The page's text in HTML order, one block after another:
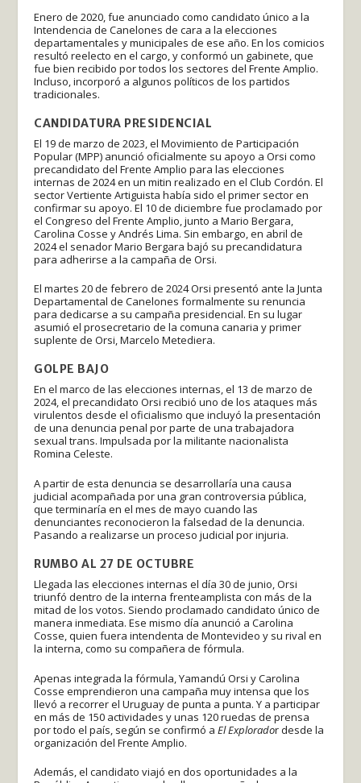
Enero de 2020, fue anunciado como candidato único a la
Intendencia de Canelones de cara a la elecciones
departamentales y municipales de ese año. En los comicios
resultó reelecto en el cargo, y conformó un gabinete, que
fue bien recibido por todos los sectores del Frente Amplio.
Incluso, incorporó a algunos políticos de los partidos
tradicionales.
CANDIDATURA PRESIDENCIAL
El 19 de marzo de 2023, el Movimiento de Participación
Popular (MPP) anunció oficialmente su apoyo a Orsi como
precandidato del Frente Amplio para las elecciones
internas de 2024 en un mitin realizado en el Club Cordón. El
sector Vertiente Artiguista había sido el primer sector en
confirmar su apoyo. El 10 de diciembre fue proclamado por
el Congreso del Frente Amplio, junto a Mario Bergara,
Carolina Cosse y Andrés Lima. Sin embargo, en abril de
2024 el senador Mario Bergara bajó su precandidatura
para adherirse a la campaña de Orsi.
El martes 20 de febrero de 2024 Orsi presentó ante la Junta
Departamental de Canelones formalmente su renuncia
para dedicarse a su campaña presidencial. En su lugar
asumió el prosecretario de la comuna canaria y primer
suplente de Orsi, Marcelo Metediera.
GOLPE BAJO
En el marco de las elecciones internas, el 13 de marzo de
2024, el precandidato Orsi recibió uno de los ataques más
virulentos desde el oficialismo que incluyó la presentación
de una denuncia penal por parte de una trabajadora
sexual trans. Impulsada por la militante nacionalista
Romina Celeste.
A partir de esta denuncia se desarrollaría una causa
judicial acompañada por una gran controversia pública,
que terminaría en el mes de mayo cuando las
denunciantes reconocieron la falsedad de la denuncia.
Pasando a realizarse un proceso judicial por injuria.
RUMBO AL 27 DE OCTUBRE
Llegada las elecciones internas el día 30 de junio, Orsi
triunfó dentro de la interna frenteamplista con más de la
mitad de los votos. Siendo proclamado candidato único de
manera inmediata. Ese mismo día anunció a Carolina
Cosse, quien fuera intendenta de Montevideo y su rival en
la interna, como su compañera de fórmula.
Apenas integrada la fórmula, Yamandú Orsi y Carolina
Cosse emprendieron una campaña muy intensa que los
llevó a recorrer el Uruguay de punta a punta. Y a participar
en más de 150 actividades y unas 120 ruedas de prensa
por todo el país, según se confirmó aEl Explorador desde la
organización del Frente Amplio.
Además, el candidato viajó en dos oportunidades a la